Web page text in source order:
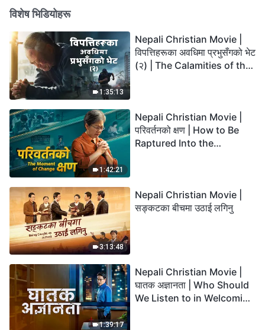
विशेष भिडियोहरू
1:35:13
Nepali Christian Movie |
विपत्तिहरूका अवधिमा प्रभुसँगको भेट
(२) | The Calamities of the
1:42:21
Nepali Christian Movie |
परिवर्तनको क्षण | How to Be
Raptured Into the
3:13:48
Nepali Christian Movie |
सङ्कटका बीचमा उठाई लगिनु
1:39:17
Nepali Christian Movie |
घातक अज्ञानता | Who Should
We Listen to in Welcoming